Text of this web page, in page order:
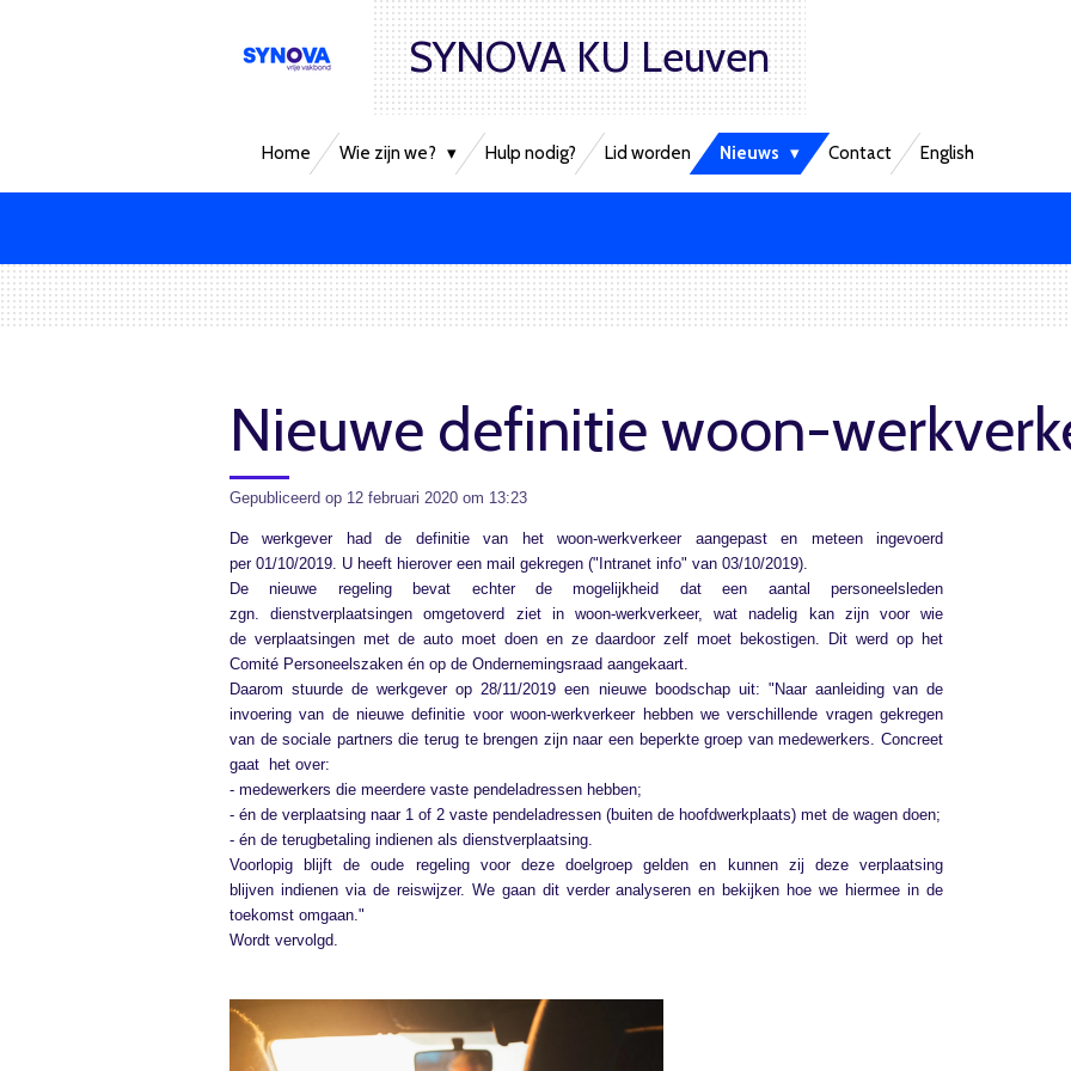
SYNOVA KU Leuven
Home Wie zijn we? Hulp nodig? Lid worden Nieuws Contact English
Nieuwe definitie woon-
Gepubliceerd op 12 februari 2020 om 13:23
De werkgever had de definitie van het woon-werkverkeer aangepast en meteen ingevoerd
per 01/10/2019. U heeft hierover een mail gekregen ("Intranet info" van 03/10/2019).
De nieuwe regeling bevat echter de mogelijkheid dat een aantal personeelsleden
zgn. dienstverplaatsingen omgetoverd ziet in woon-werkverkeer, wat nadelig kan zijn voor wie
de verplaatsingen met de auto moet doen en ze daardoor zelf moet bekostigen. Dit werd op het
Comité Personeelszaken én op de Ondernemingsraad aangekaart.
Daarom stuurde de werkgever op 28/11/2019 een nieuwe boodschap uit: "Naar aanleiding van de
invoering van de nieuwe definitie voor woon-werkverkeer hebben we verschillende vragen gekregen
van de sociale partners die terug te brengen zijn naar een beperkte groep van medewerkers. Concreet
gaat het over:
- medewerkers die meerdere vaste pendeladressen hebben;
- én de verplaatsing naar 1 of 2 vaste pendeladressen (buiten de hoofdwerkplaats) met de wagen doen;
- én de terugbetaling indienen als dienstverplaatsing.
Voorlopig blijft de oude regeling voor deze doelgroep gelden en kunnen zij deze verplaatsing
blijven indienen via de reiswijzer. We gaan dit verder analyseren en bekijken hoe we hiermee in de
toekomst omgaan."
Wordt vervolgd.